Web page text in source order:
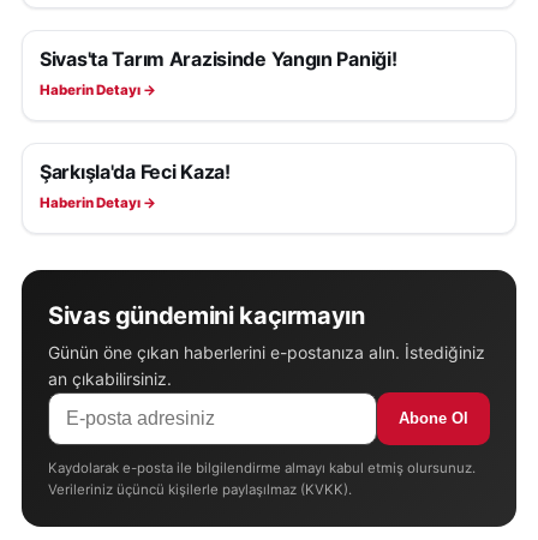
ASAYIŞ
Sivas'ta Tarım Arazisinde Yangın Paniği!
Haberin Detayı →
ASAYIŞ
Şarkışla'da Feci Kaza!
Haberin Detayı →
Sivas gündemini kaçırmayın
Günün öne çıkan haberlerini e-postanıza alın. İstediğiniz
an çıkabilirsiniz.
Abone Ol
Kaydolarak e-posta ile bilgilendirme almayı kabul etmiş olursunuz.
Verileriniz üçüncü kişilerle paylaşılmaz (KVKK).